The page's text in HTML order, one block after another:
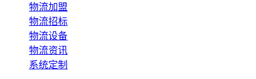
物流加盟
物流招标
物流设备
物流资讯
系统定制